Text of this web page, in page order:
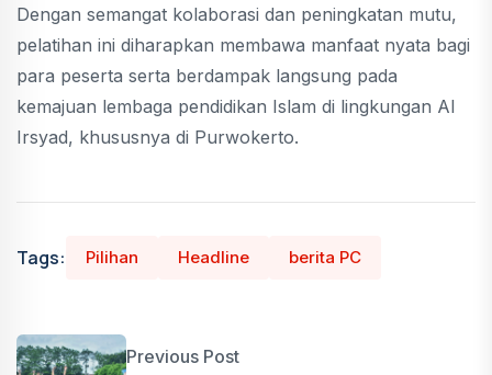
Dengan semangat kolaborasi dan peningkatan mutu,
pelatihan ini diharapkan membawa manfaat nyata bagi
para peserta serta berdampak langsung pada
kemajuan lembaga pendidikan Islam di lingkungan Al
Irsyad, khususnya di Purwokerto.
Tags: Pilihan Headline berita PC
Previous Post